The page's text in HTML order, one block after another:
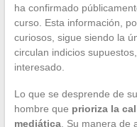
ha confirmado
curso. Esta información,
curiosos, sigue siendo la
circulan indicios
interesado.
Lo que se desprende de
hombre que prioriza la
mediática. Su manera de